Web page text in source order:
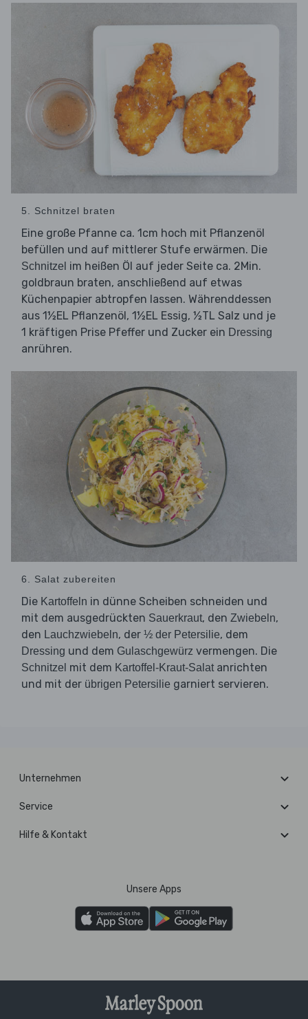
5. Schnitzel braten
Eine große Pfanne ca. 1cm hoch mit Pflanzenöl
befüllen und auf mittlerer Stufe erwärmen. Die
Schnitzel im heißen Öl auf jeder Seite ca. 2Min.
goldbraun braten, anschließend auf etwas
Küchenpapier abtropfen lassen. Währenddessen
aus 1½EL Pflanzenöl, 1½EL Essig, ½TL Salz und je
1 kräftigen Prise Pfeffer und Zucker ein Dressing
anrühren.
6. Salat zubereiten
Die Kartoffeln in dünne Scheiben schneiden und
mit dem ausgedrückten Sauerkraut, den Zwiebeln,
den Lauchzwiebeln, der ½ der Petersilie, dem
Dressing und dem Gulaschgewürz vermengen. Die
Schnitzel mit dem Kartoffel-Kraut-Salatanrichten
und mit der übrigen Petersilie garniert servieren.
Unternehmen
Service
Hilfe & Kontakt
Unsere Apps